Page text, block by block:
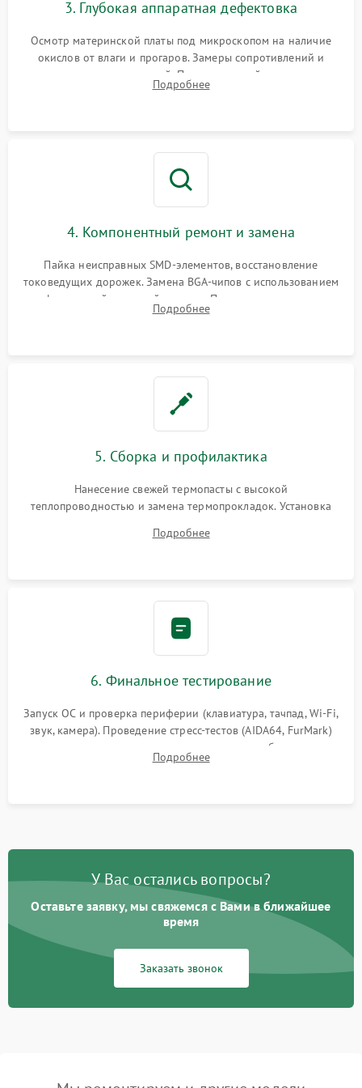
3. Глубокая аппаратная дефектовка
Осмотр материнской платы под микроскопом на наличие
окислов от влаги и прогаров. Замеры сопротивлений и
дежурных напряжений. Проверка цепей питания,
мультиконтроллера, процессора и видеочипа.
Подробнее
4. Компонентный ремонт и замена
Пайка неисправных SMD-элементов, восстановление
токоведущих дорожек. Замена BGA-чипов с использованием
инфракрасной паяльной станции. Прошивка микросхемы
BIOS или замена поврежденных портов USB
Подробнее
5. Сборка и профилактика
Нанесение свежей термопасты с высокой
теплопроводностью и замена термопрокладок. Установка
шлейфов, модулей памяти и накопителей. Предварительная
Подробнее
6. Финальное тестирование
Запуск ОС и проверка периферии (клавиатура, тачпад, Wi-Fi,
звук, камера). Проведение стресс-тестов (AIDA64, FurMark)
для контроля температурного режима и стабильности
системы под пиковой нагрузкой.
Подробнее
У Вас остались вопросы?
Оставьте заявку, мы свяжемся с Вами в ближайшее
время
Заказать звонок